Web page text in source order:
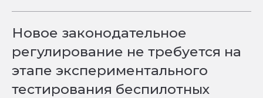
Новое законодательное
регулирование не требуется на
этапе экспериментального
тестирования беспилотных